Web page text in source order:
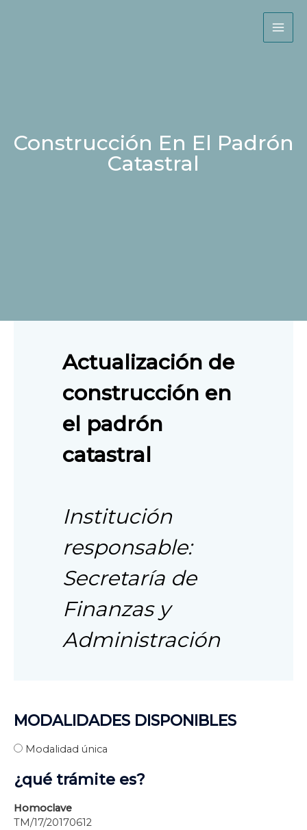
Construcción En El Padrón
Catastral
Actualización de
construcción en
el padrón
catastral
Institución
responsable:
Secretaría de
Finanzas y
Administración
MODALIDADES DISPONIBLES
Modalidad única
¿qué trámite es?
Homoclave
TM/17/20170612